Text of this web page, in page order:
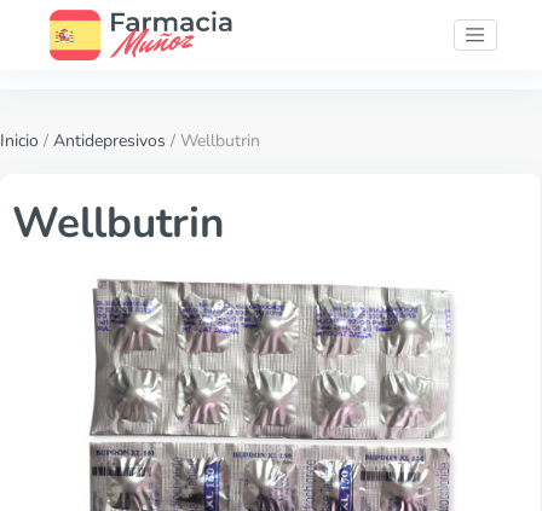
Inicio / Antidepresivos / Wellbutrin
Wellbutrin